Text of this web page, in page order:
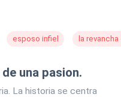
esposo infiel la
una pasion.
La historia se centra